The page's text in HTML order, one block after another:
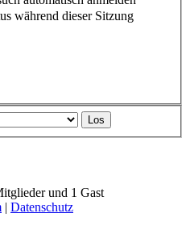
während dieser Sitzung
und 1 Gast
| Datenschutz